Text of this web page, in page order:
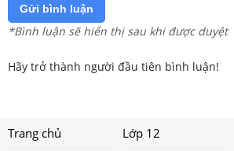
Gửi bình luận
*Bình luận sẽ hiển thị sau khi được duyệt
Hãy trở thành người đầu tiên bình luận!
Trang chủ Lớp 12